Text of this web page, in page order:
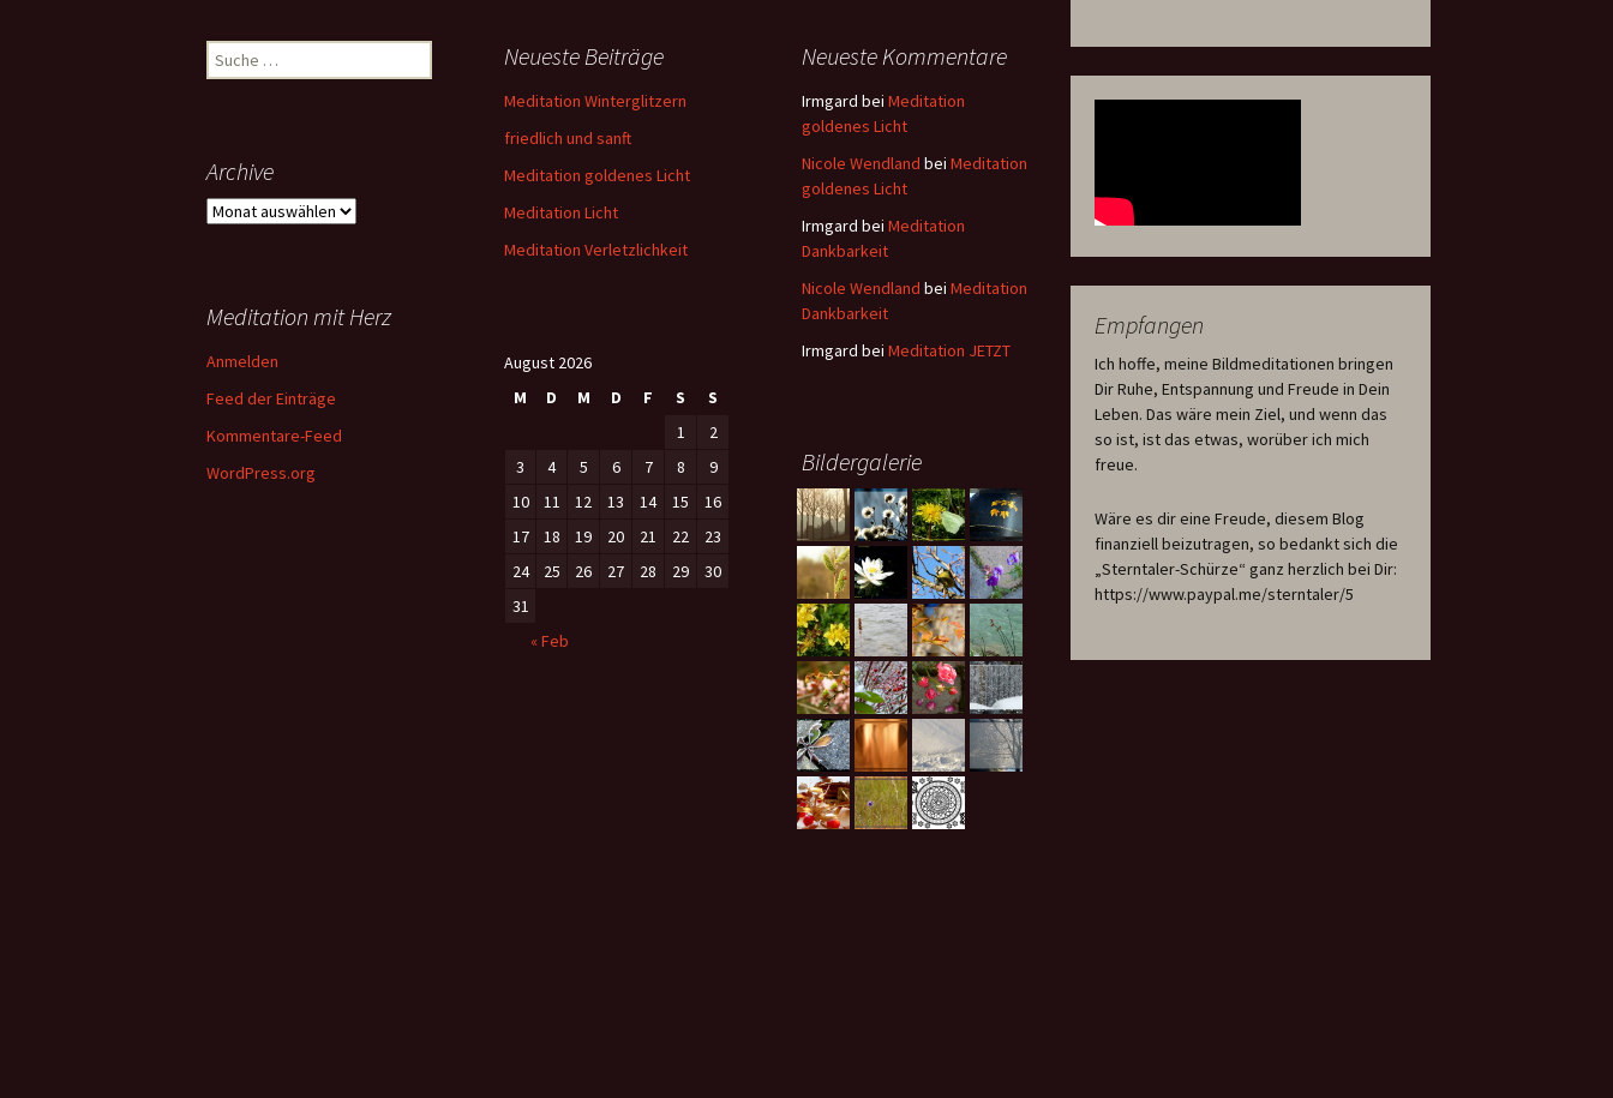
Empfangen
Ich hoffe, meine Bildmeditationen bringen
Dir Ruhe, Entspannung und Freude in Dein
Leben. Das wäre mein Ziel, und wenn das
so ist, ist das etwas, worüber ich mich
freue.
Wäre es dir eine Freude, diesem Blog
finanziell beizutragen, so bedankt sich die
„Sterntaler-Schürze“ ganz herzlich bei Dir:
https://www.paypal.me/sterntaler/5
Suche
nach:
Neueste Beiträge
Meditation Winterglitzern
friedlich und sanft
Meditation goldenes Licht
Meditation Licht
Meditation Verletzlichkeit
Neueste Kommentare
Irmgard bei Meditation
goldenes Licht
Nicole Wendland bei Meditation
goldenes Licht
Irmgard bei Meditation
Dankbarkeit
Nicole Wendland bei Meditation
Dankbarkeit
Irmgard bei Meditation JETZT
Archive
Archive
Meditation mit Herz
Anmelden
Feed der Einträge
Kommentare-Feed
WordPress.org
August 2026
M
D M D F S
S
1
2
3
4 5 6 7 8
9
10
11 12 13 14 15
16
17
18 19 20 21 22
23
24
25 26 27 28 29
30
31
« Feb
Bildergalerie